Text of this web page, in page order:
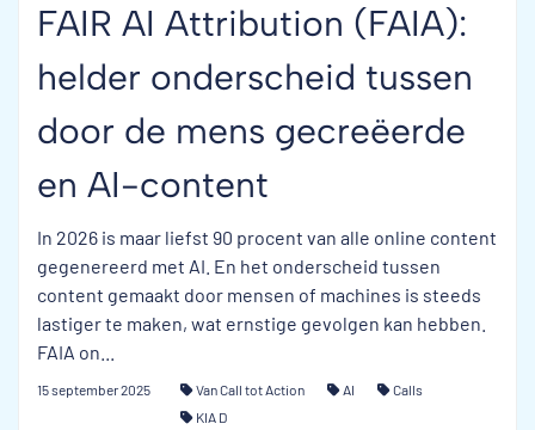
FAIR AI Attribution (FAIA):
helder onderscheid tussen
door de mens gecreëerde
en AI-content
In 2026 is maar liefst 90 procent van alle online content
gegenereerd met AI. En het onderscheid tussen
content gemaakt door mensen of machines is steeds
lastiger te maken, wat ernstige gevolgen kan hebben.
FAIA on...
15 september 2025 Van Call tot Action AI
Calls
KIA D